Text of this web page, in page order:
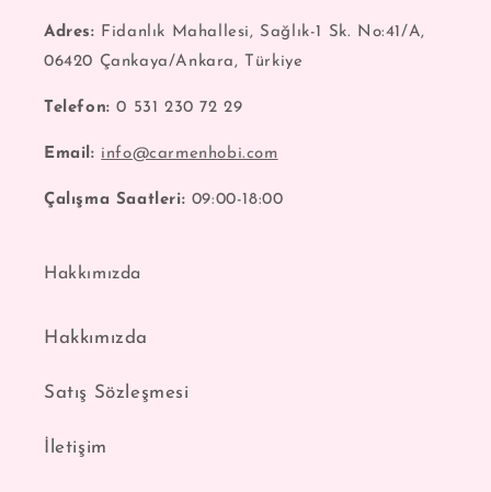
Adres: Fidanlık Mahallesi, Sağlık-1 Sk. No:41/A,
06420 Çankaya/Ankara, Türkiye
Telefon: 0 531 230 72 29
Email: info@carmenhobi.com
Çalışma Saatleri: 09:00-18:00
Hakkımızda
Hakkımızda
Satış Sözleşmesi
İletişim